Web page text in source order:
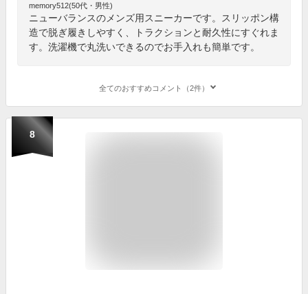
memory512(50代・男性)
ニューバランスのメンズ用スニーカーです。スリッポン構
造で脱ぎ履きしやすく、トラクションと耐久性にすぐれま
す。洗濯機で丸洗いできるのでお手入れも簡単です。
全てのおすすめコメント（2件）
8